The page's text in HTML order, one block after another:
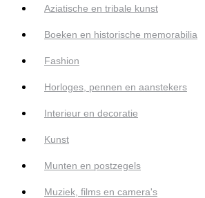
Aziatische en tribale kunst
Boeken en historische memorabilia
Fashion
Horloges, pennen en aanstekers
Interieur en decoratie
Kunst
Munten en postzegels
Muziek, films en camera's